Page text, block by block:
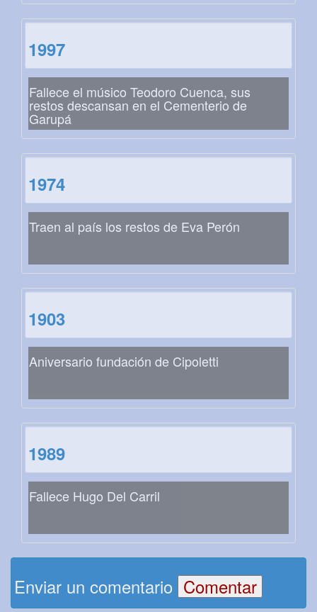
1997
Fallece el músico Teodoro Cuenca, sus
restos descansan en el Cementerio de
Garupá
1974
Traen al país los restos de Eva Perón
1903
Aniversario fundación de Cipoletti
1989
Fallece Hugo Del Carril
Enviar un comentario